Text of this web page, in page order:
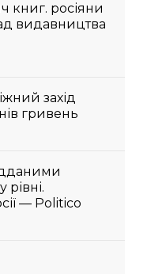
книг. росіяни
видавництва
захід
гривень
— Politico